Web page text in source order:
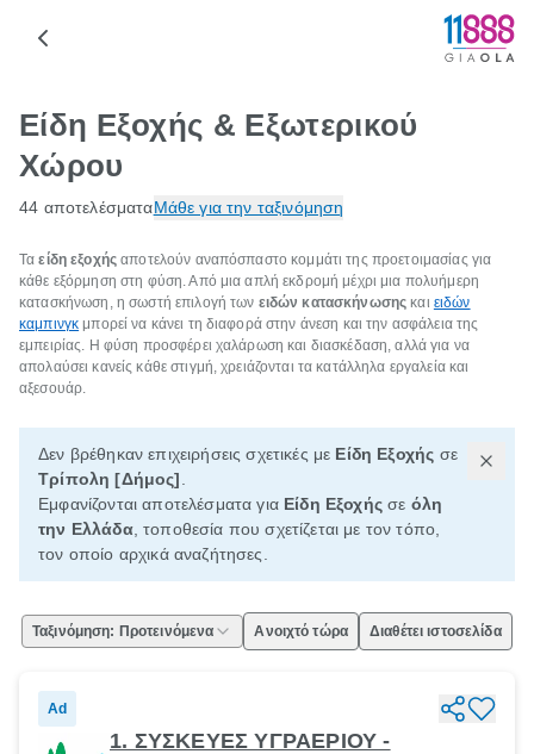
Είδη Εξοχής & Εξωτερικού
Χώρου
44 αποτελέσματαΜάθε για την ταξινόμηση
Ταείδη εξοχήςαποτελούν αναπόσπαστο κομμάτι της προετοιμασίας για
κάθε εξόρμηση στη φύση. Από μια απλή εκδρομή μέχρι μια πολυήμερη
κατασκήνωση, η σωστή επιλογή των ειδών κατασκήνωσης και ειδών
καμπινγκ μπορεί να κάνει τη διαφορά στην άνεση και την ασφάλεια της
εμπειρίας. Η φύση προσφέρει χαλάρωση και διασκέδαση, αλλά για να
απολαύσει κανείς κάθε στιγμή, χρειάζονται τα κατάλληλα εργαλεία και
αξεσουάρ.
Δεν βρέθηκαν επιχειρήσεις σχετικές με Είδη Εξοχής σε
Τρίπολη [Δήμος]
Εμφανίζονται αποτελέσματα για Είδη Εξοχήςσε όλη
την Ελλάδα, τοποθεσία που σχετίζεται με τον τόπο,
τον οποίο αρχικά αναζήτησες.
Ταξινόμηση: Προτεινόμενα Ανοιχτό τώρα Διαθέτει ιστοσελίδα
Ad
1. ΣΥΣΚΕΥΕΣ ΥΓΡΑΕΡΙΟΥ -